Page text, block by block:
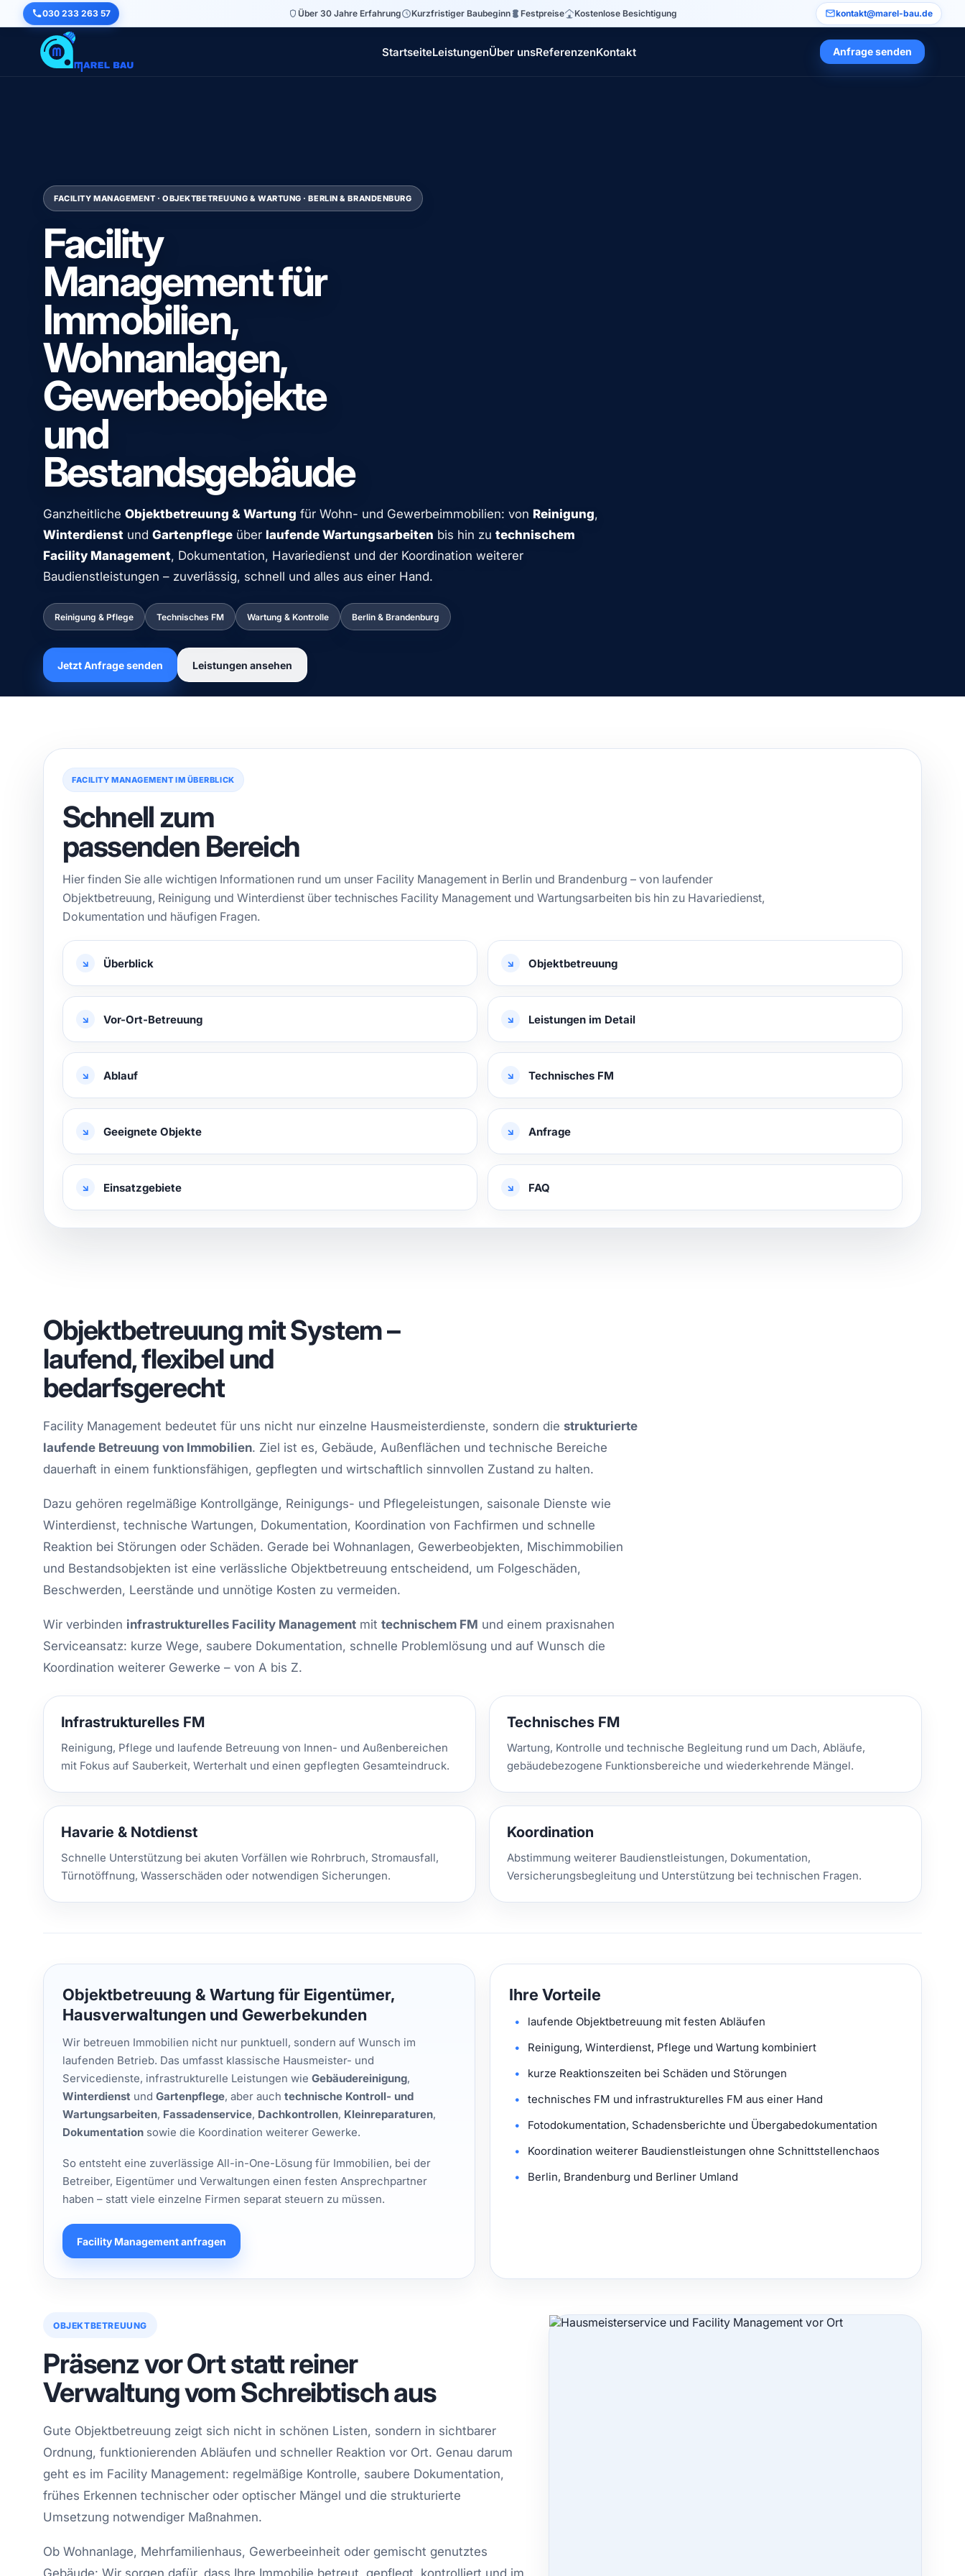
030 233 263 57 Über 30 Jahre Erfahrung Kurzfristiger Baubeginn Festpreise Kostenlose Besichtigung kontakt@marel-bau.de
StartseiteLeistungenÜber unsReferenzenKontakt Anfrage senden
FACILITY MANAGEMENT · OBJEKTBETREUUNG & WARTUNG · BERLIN & BRANDENBURG
Facility
Management für
Immobilien,
Wohnanlagen,
Gewerbeobjekte
und
Bestandsgebäude
Ganzheitliche Objektbetreuung & Wartung für Wohn- und Gewerbeimmobilien: von Reinigung,
Winterdienst und Gartenpflege über laufende Wartungsarbeiten bis hin zu technischem
Facility Management, Dokumentation, Havariedienst und der Koordination weiterer
Baudienstleistungen – zuverlässig, schnell und alles aus einer Hand.
Reinigung & Pflege Technisches FM Wartung & Kontrolle Berlin & Brandenburg
Jetzt Anfrage senden Leistungen ansehen
FACILITY MANAGEMENT IM ÜBERBLICK
Schnell zum
passenden Bereich
Hier finden Sie alle wichtigen Informationen rund um unser Facility Management in Berlin und Brandenburg – von laufender
Objektbetreuung, Reinigung und Winterdienst über technisches Facility Management und Wartungsarbeiten bis hin zu Havariedienst,
Dokumentation und häufigen Fragen.
Überblick Objektbetreuung
Vor-Ort-Betreuung Leistungen im Detail
Ablauf Technisches FM
Geeignete Objekte Anfrage
Einsatzgebiete FAQ
Objektbetreuung mit System –
laufend, flexibel und
bedarfsgerecht
Facility Management bedeutet für uns nicht nur einzelne Hausmeisterdienste, sondern die strukturierte
laufende Betreuung von Immobilien. Ziel ist es, Gebäude, Außenflächen und technische Bereiche
dauerhaft in einem funktionsfähigen, gepflegten und wirtschaftlich sinnvollen Zustand zu halten.
Dazu gehören regelmäßige Kontrollgänge, Reinigungs- und Pflegeleistungen, saisonale Dienste wie
Winterdienst, technische Wartungen, Dokumentation, Koordination von Fachfirmen und schnelle
Reaktion bei Störungen oder Schäden. Gerade bei Wohnanlagen, Gewerbeobjekten, Mischimmobilien
und Bestandsobjekten ist eine verlässliche Objektbetreuung entscheidend, um Folgeschäden,
Beschwerden, Leerstände und unnötige Kosten zu vermeiden.
Wir verbinden infrastrukturelles Facility Management mit technischem FM und einem praxisnahen
Serviceansatz: kurze Wege, saubere Dokumentation, schnelle Problemlösung und auf Wunsch die
Koordination weiterer Gewerke – von A bis Z.
Infrastrukturelles FM
Reinigung, Pflege und laufende Betreuung von Innen- und Außenbereichen
mit Fokus auf Sauberkeit, Werterhalt und einen gepflegten Gesamteindruck.
Technisches FM
Wartung, Kontrolle und technische Begleitung rund um Dach, Abläufe,
gebäudebezogene Funktionsbereiche und wiederkehrende Mängel.
Havarie & Notdienst
Schnelle Unterstützung bei akuten Vorfällen wie Rohrbruch, Stromausfall,
Türnotöffnung, Wasserschäden oder notwendigen Sicherungen.
Koordination
Abstimmung weiterer Baudienstleistungen, Dokumentation,
Versicherungsbegleitung und Unterstützung bei technischen Fragen.
Objektbetreuung & Wartung für Eigentümer,
Hausverwaltungen und Gewerbekunden
Wir betreuen Immobilien nicht nur punktuell, sondern auf Wunsch im
laufenden Betrieb. Das umfasst klassische Hausmeister- und
Servicedienste, infrastrukturelle Leistungen wie Gebäudereinigung,
Winterdienst und Gartenpflege, aber auch technische Kontroll- und
Wartungsarbeiten, Fassadenservice, Dachkontrollen, Kleinreparaturen,
Dokumentation sowie die Koordination weiterer Gewerke.
So entsteht eine zuverlässige All-in-One-Lösung für Immobilien, bei der
Betreiber, Eigentümer und Verwaltungen einen festen Ansprechpartner
haben – statt viele einzelne Firmen separat steuern zu müssen.
Facility Management anfragen
Ihre Vorteile
laufende Objektbetreuung mit festen Abläufen
Reinigung, Winterdienst, Pflege und Wartung kombiniert
kurze Reaktionszeiten bei Schäden und Störungen
technisches FM und infrastrukturelles FM aus einer Hand
Fotodokumentation, Schadensberichte und Übergabedokumentation
Koordination weiterer Baudienstleistungen ohne Schnittstellenchaos
Berlin, Brandenburg und Berliner Umland
OBJEKTBETREUUNG
Präsenz vor Ort statt reiner
Verwaltung vom Schreibtisch aus
Gute Objektbetreuung zeigt sich nicht in schönen Listen, sondern in sichtbarer
Ordnung, funktionierenden Abläufen und schneller Reaktion vor Ort. Genau darum
geht es im Facility Management: regelmäßige Kontrolle, saubere Dokumentation,
frühes Erkennen technischer oder optischer Mängel und die strukturierte
Umsetzung notwendiger Maßnahmen.
Ob Wohnanlage, Mehrfamilienhaus, Gewerbeeinheit oder gemischt genutztes
Gebäude: Wir sorgen dafür, dass Ihre Immobilie betreut, gepflegt, kontrolliert und im